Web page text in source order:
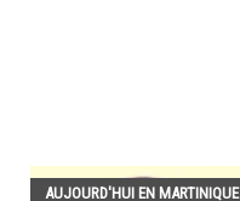
AUJOURD'HUI EN MARTINIQUE